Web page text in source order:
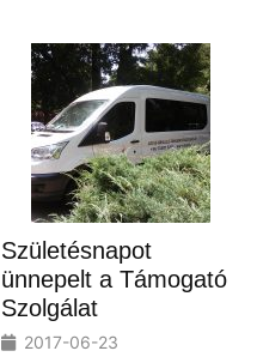
Születésnapot
ünnepelt a Támogató
Szolgálat
2017-06-23